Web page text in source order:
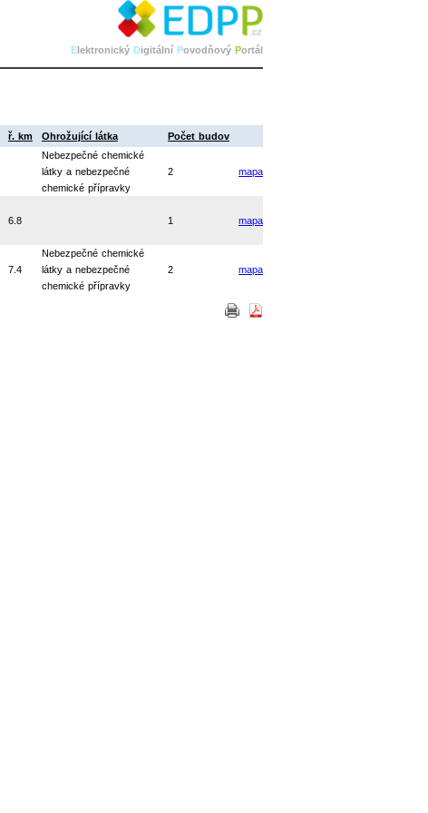
Elektronický Digitální Povodňový Portál
ř. km Ohrožující látka
Počet budov
Nebezpečné chemické
látky a nebezpečné
chemické přípravky
2 mapa
6.8 1 mapa
7.4
Nebezpečné chemické
látky a nebezpečné
chemické přípravky
2 mapa